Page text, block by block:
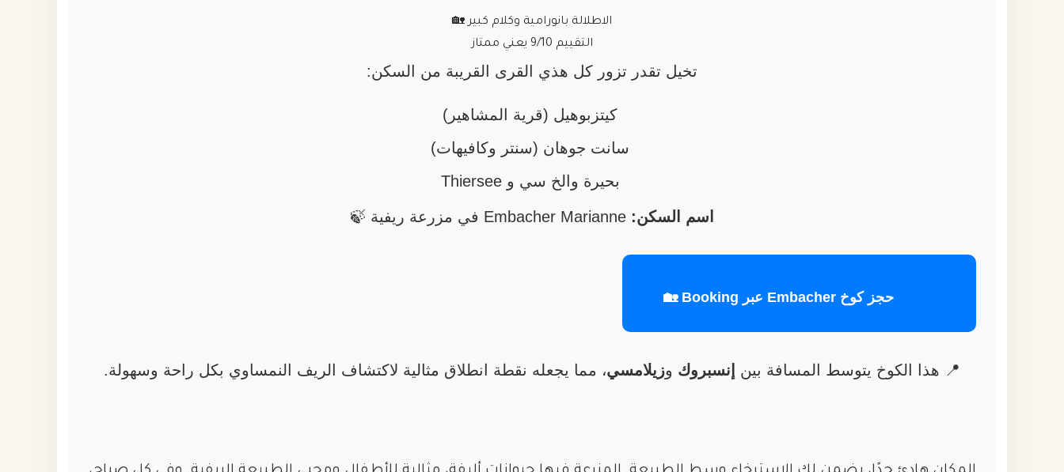
الاطلالة بانورامية وكلام كبير 🏡
التقييم 9/10 يعني ممتاز
تخيل تقدر تزور كل هذي القرى القريبة من السكن:
كيتزبوهيل (قرية المشاهير)
سانت جوهان (سنتر وكافيهات)
بحيرة والخ سي و Thiersee
اسم السكن:
حجز كوخ Embacher عبر Booking 🏡
📍 هذا الكوخ يتوسط المسافة بين إنسبروك وزيلامسي، مما يجعله نقطة انطلاق مثالية لاكتشاف الريف النمساوي بكل راحة وسهولة.